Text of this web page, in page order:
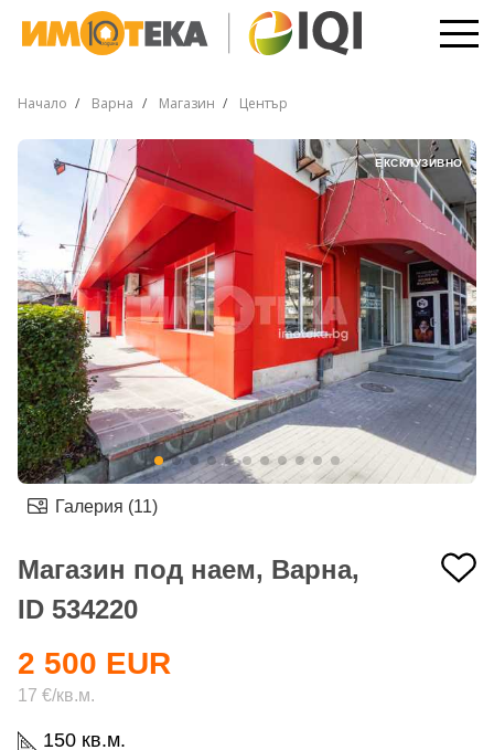
Начало Варна Магазин Център
ЕКСКЛУЗИВНО
Галерия (11)
Магазин под наем, Варна,
ID 534220
150 кв.м.
2 500 EUR
17 €/кв.м.